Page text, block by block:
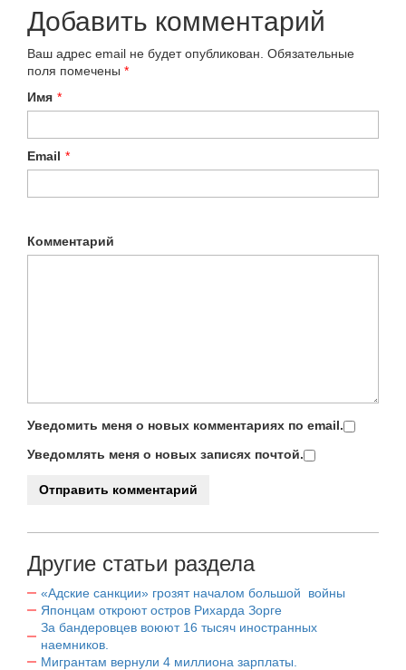
Добавить комментарий
Ваш адрес email не будет опубликован. Обязательные
поля помечены *
Имя *
Email *
Комментарий
Уведомить меня о новых комментариях по email.
Уведомлять меня о новых записях почтой.
Другие статьи раздела
«Адские санкции» грозят началом большой войны
Японцам откроют остров Рихарда Зорге
За бандеровцев воюют 16 тысяч иностранных
наемников.
Мигрантам вернули 4 миллиона зарплаты.